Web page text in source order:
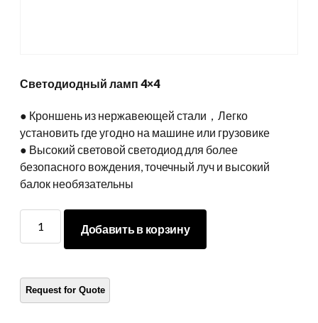
Светодиодный ламп 4×4
● Кроншень из нержавеющей стали，Легко
установить где угодно на машине или грузовике
● Высокий световой светодиод для более
безопасного вождения, точечный луч и высокий
балок необязательны
свет
Добавить в корзину